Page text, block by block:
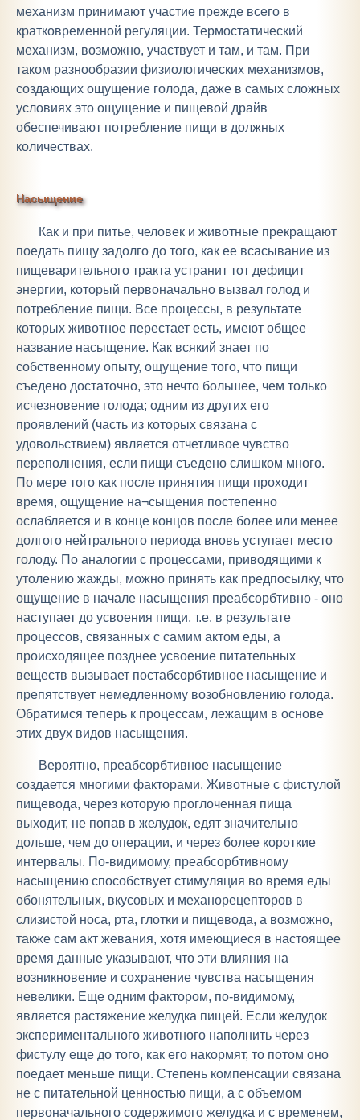
механизм принимают участие прежде всего в
кратковременной регуляции. Термостатический
механизм, возможно, участвует и там, и там. При
таком разнообразии физиологических механизмов,
создающих ощущение голода, даже в самых сложных
условиях это ощущение и пищевой драйв
обеспечивают потребление пищи в должных
количествах.
Насыщение
Как и при питье, человек и животные прекращают
поедать пищу задолго до того, как ее всасывание из
пищеварительного тракта устранит тот дефицит
энергии, который первоначально вызвал голод и
потребление пищи. Все процессы, в результате
которых животное перестает есть, имеют общее
название насыщение. Как всякий знает по
собственному опыту, ощущение того, что пищи
съедено достаточно, это нечто большее, чем только
исчезновение голода; одним из других его
проявлений (часть из которых связана с
удовольствием) является отчетливое чувство
переполнения, если пищи съедено слишком много.
По мере того как после принятия пищи проходит
время, ощущение на¬сыщения постепенно
ослабляется и в конце концов после более или менее
долгого нейтрального периода вновь уступает место
голоду. По аналогии с процессами, приводящими к
утолению жажды, можно принять как предпосылку, что
ощущение в начале насыщения преабсорбтивно - оно
наступает до усвоения пищи, т.е. в результате
процессов, связанных с самим актом еды, а
происходящее позднее усвоение питательных
веществ вызывает постабсорбтивное насыщение и
препятствует немедленному возобновлению голода.
Обратимся теперь к процессам, лежащим в основе
этих двух видов насыщения.
Вероятно, преабсорбтивное насыщение
создается многими факторами. Животные с фистулой
пищевода, через которую проглоченная пища
выходит, не попав в желудок, едят значительно
дольше, чем до операции, и через более короткие
интервалы. По-видимому, преабсорбтивному
насыщению способствует стимуляция во время еды
обонятельных, вкусовых и механорецепторов в
слизистой носа, рта, глотки и пищевода, а возможно,
также сам акт жевания, хотя имеющиеся в настоящее
время данные указывают, что эти влияния на
возникновение и сохранение чувства насыщения
невелики. Еще одним фактором, по-видимому,
является растяжение желудка пищей. Если желудок
экспериментального животного наполнить через
фистулу еще до того, как его накормят, то потом оно
поедает меньше пищи. Степень компенсации связана
не с питательной ценностью пищи, а с объемом
первоначального содержимого желудка и с временем,